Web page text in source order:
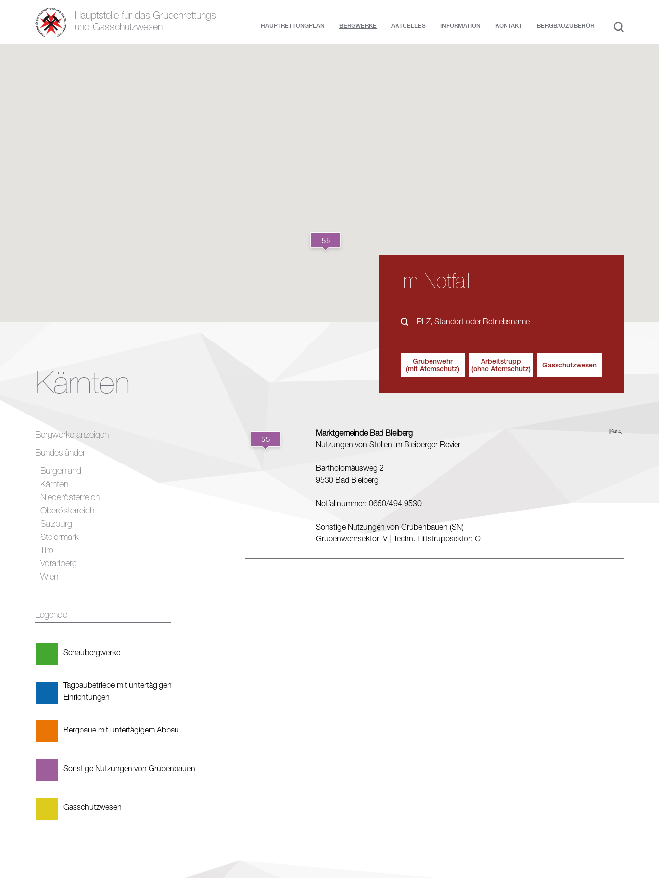
Hauptstelle für das Grubenrettungs-
und Gasschutzwesen
HAUPTRETTUNGPLAN BERGWERKE AKTUELLES INFORMATION KONTAKT BERGBAUZUBEHÖR
Im Notfall
Grubenwehr
(mit Atemschutz)
Arbeitstrupp
(ohne Atemschutz)
Gasschutzwesen
Kärnten
Bergwerke anzeigen
Bundesländer
Burgenland
Kärnten
Niederösterreich
Oberösterreich
Salzburg
Steiermark
Tirol
Vorarlberg
Wien
Legende
Schaubergwerke
Tagbaubetriebe mit untertägigen
Einrichtungen
Bergbaue mit untertägigem Abbau
Sonstige Nutzungen von Grubenbauen
Gasschutzwesen
[Karte]
Marktgemeinde Bad Bleiberg
Nutzungen von Stollen im Bleiberger Revier
Bartholomäusweg 2
9530 Bad Bleiberg
Notfallnummer: 0650/494 9530
Sonstige Nutzungen von Grubenbauen (SN)
Grubenwehrsektor: V| Techn. Hilfstruppsektor: O